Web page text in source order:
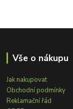
Vše o nákupu
Jak nakupovat
Obchodní podmínky
Reklamační řád